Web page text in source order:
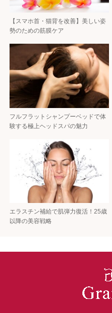
【スマホ首・猫背を改善】美しい姿
勢のための筋膜ケア
フルフラットシャンプーベッドで体
験する極上ヘッドスパの魅力
エラスチン補給で肌弾力復活！25歳
以降の美容戦略